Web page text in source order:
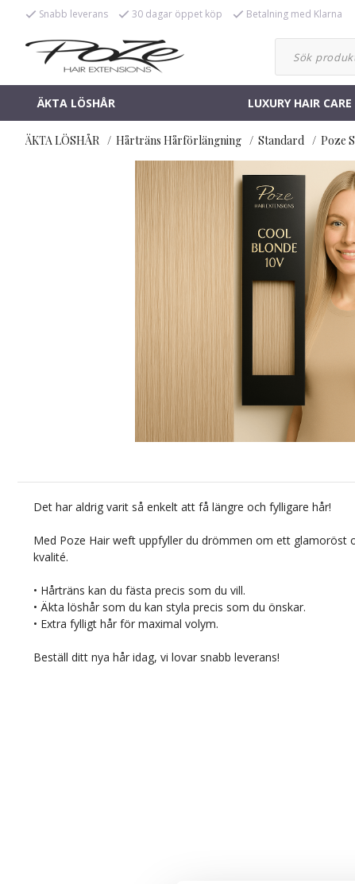
Snabb leverans 30 dagar öppet köp Betalning med Klarna
ÄKTA LÖSHÅR LUXURY HAIR CARE
ÄKTA LÖSHÅR Hårträns Hårförlängning Standard Poze
Det har aldrig varit så enkelt att få längre och fylligare hår!
Med Poze Hair weft uppfyller du drömmen om ett glamoröst
kvalité.
• Hårträns kan du fästa precis som du vill.
• Äkta löshår som du kan styla precis som du önskar.
• Extra fylligt hår för maximal volym.
Beställ ditt nya hår idag, vi lovar snabb leverans!